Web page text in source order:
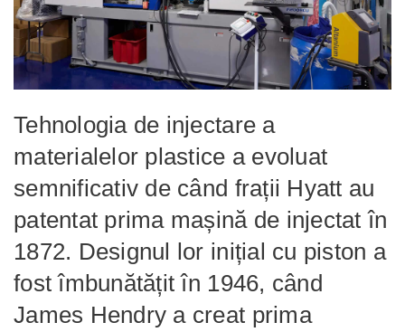
Tehnologia de injectare a
materialelor plastice a evoluat
semnificativ de când frații Hyatt au
patentat prima mașină de injectat în
1872. Designul lor inițial cu piston a
fost îmbunătățit în 1946, când
James Hendry a creat prima